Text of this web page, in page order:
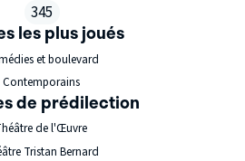
345
les plus joués
et boulevard
Contemporains
de prédilection
de l'Œuvre
Tristan Bernard